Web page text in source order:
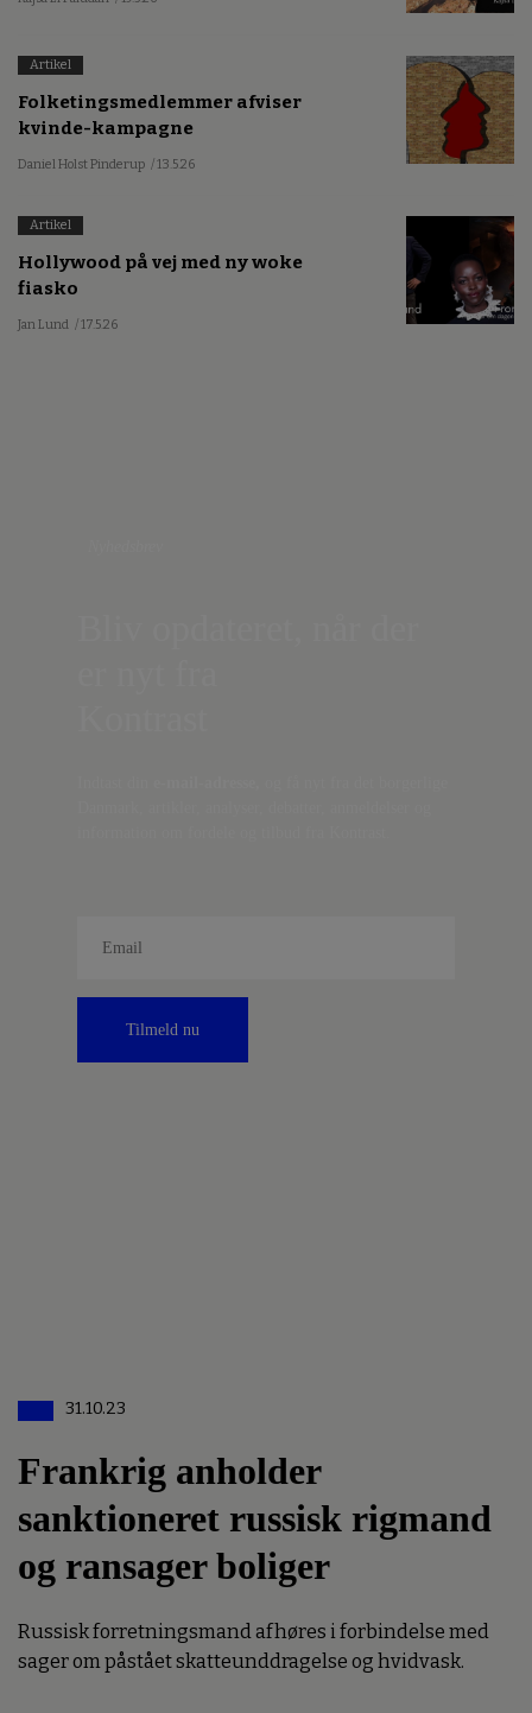
Artikel
Folketingsmedlemmer afviser
kvinde-kampagne
Daniel Holst Pinderup / 13.5.26
Artikel
Hollywood på vej med ny woke
fiasko
Jan Lund / 17.5.26
Tilmeld nu
31.10.23
Frankrig anholder
sanktioneret russisk rigmand
og ransager boliger
Russisk forretningsmand afhøres i forbindelse med
sager om påstået skatteunddragelse og hvidvask.